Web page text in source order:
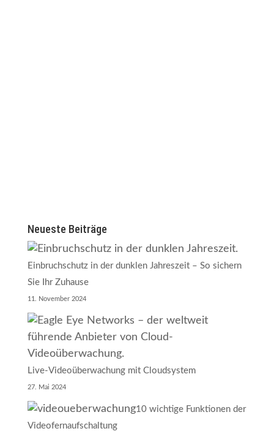
Neueste Beiträge
Einbruchschutz in der dunklen Jahreszeit – So sichern
Sie Ihr Zuhause
11. November 2024
Live-Videoüberwachung mit Cloudsystem
27. Mai 2024
10 wichtige Funktionen der
Videofernaufschaltung